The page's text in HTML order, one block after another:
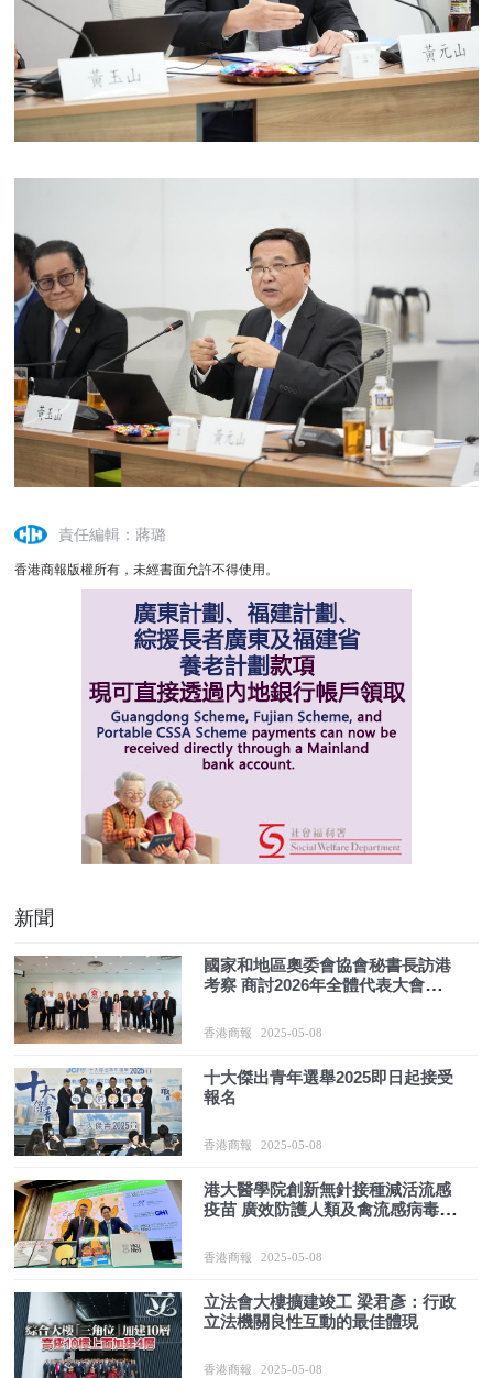
責任編輯：蔣璐
香港商報版權所有，未經書面允許不得使用。
新聞
國家和地區奧委會協會秘書長訪港
考察 商討2026年全體代表大會籌備
香港商報 2025-05-08
十大傑出青年選舉2025即日起接受
報名
香港商報 2025-05-08
港大醫學院創新無針接種減活流感
疫苗 廣效防護人類及禽流感病毒亞
香港商報 2025-05-08
立法會大樓擴建竣工 梁君彥：行政
立法機關良性互動的最佳體現
香港商報 2025-05-08